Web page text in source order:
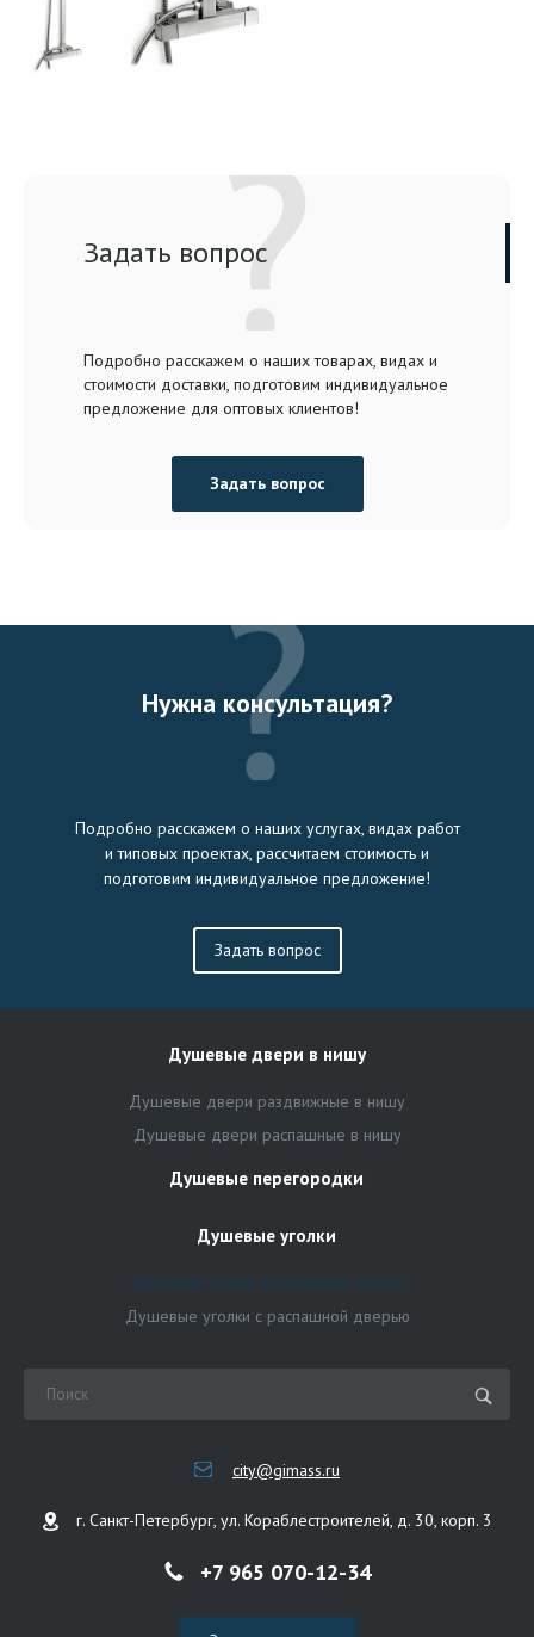
Задать вопрос
Подробно расскажем о наших товарах, видах и
стоимости доставки, подготовим индивидуальное
предложение для оптовых клиентов!
Задать вопрос
Нужна консультация?
Подробно расскажем о наших услугах, видах работ
и типовых проектах, рассчитаем стоимость и
подготовим индивидуальное предложение!
Задать вопрос
Душевые двери в нишу
Душевые двери раздвижные в нишу
Душевые двери распашные в нишу
Душевые перегородки
Душевые уголки
Душевые уголки раздвижные двери
Душевые уголки с распашной дверью
city@gimass.ru
г. Санкт-Петербург, ул. Кораблестроителей, д. 30, корп. 3
+7 965 070-12-34